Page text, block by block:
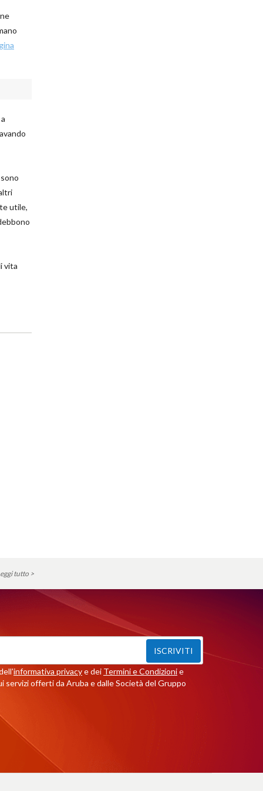
utile,
vita
tutto >
ISCRIVITI
informativa privacye dei Termini e Condizionie
offerti da Aruba e dalle Società del Gruppo